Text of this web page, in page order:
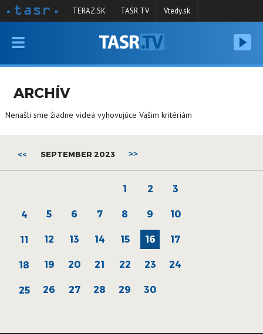
VYSIELANIE
SPRAVODAJSTVO
KONTAKT
TERAZ.SK TASR TV Vtedy.sk
ARCHÍV
Nenašli sme žiadne videá vyhovujúce Vašim kritériám
<< SEPTEMBER 2023 >>
1 2 3
4 5 6 7 8 9 10
11 12 13 14 15 16 17
18 19 20 21 22 23 24
25 26 27 28 29 30